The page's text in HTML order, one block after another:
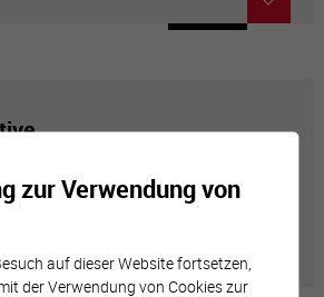
tous les points d'intérêt de la Ville
zur Verwendung von
auf dieser Website fortsetzen,
der Verwendung von Cookies zur